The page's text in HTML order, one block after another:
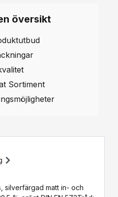
översikt
Sortiment
silverfärgad matt in- och